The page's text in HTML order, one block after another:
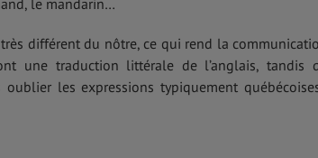
le mandarin…
différent du nôtre, ce qui rend la
une traduction littérale de l’anglais, tandis
oublier les expressions typiquement